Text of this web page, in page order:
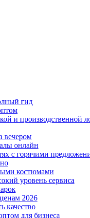
гид
и производственной
вечером
онлайн
с горячими
костюмами
уровень сервиса
2026
качество
для бизнеса